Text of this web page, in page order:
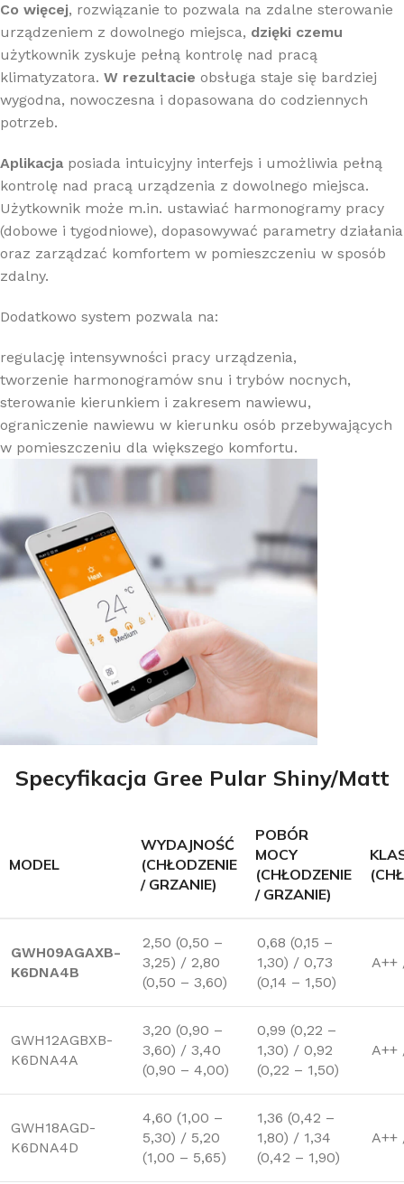
Co więcej, rozwiązanie to pozwala na zdalne sterowanie
urządzeniem z dowolnego miejsca, dzięki czemu
użytkownik zyskuje pełną kontrolę nad pracą
klimatyzatora. W rezultacie obsługa staje się bardziej
wygodna, nowoczesna i dopasowana do codziennych
potrzeb.
Aplikacja posiada intuicyjny interfejs i umożliwia pełną
kontrolę nad pracą urządzenia z dowolnego miejsca.
Użytkownik może m.in. ustawiać harmonogramy pracy
(dobowe i tygodniowe), dopasowywać parametry działania
oraz zarządzać komfortem w pomieszczeniu w sposób
zdalny.
Dodatkowo system pozwala na:
regulację intensywności pracy urządzenia,
tworzenie harmonogramów snu i trybów nocnych,
sterowanie kierunkiem i zakresem nawiewu,
ograniczenie nawiewu w kierunku osób przebywających
w pomieszczeniu dla większego komfortu.
Specyfikacja Gree Pular Shiny/Matt
MODEL
WYDAJNOŚĆ
(CHŁODZENIE
/ GRZANIE)
POBÓR
MOCY
(CHŁODZENIE
/ GRZANIE)
GWH09AGAXB-
K6DNA4B
2,50 (0,50 –
3,25) / 2,80
(0,50 – 3,60)
0,68 (0,15 –
1,30) / 0,73
(0,14 – 1,50)
A++
GWH12AGBXB-
K6DNA4A
3,20 (0,90 –
3,60) / 3,40
(0,90 – 4,00)
0,99 (0,22 –
1,30) / 0,92
(0,22 – 1,50)
A++
GWH18AGD-
K6DNA4D
4,60 (1,00 –
5,30) / 5,20
(1,00 – 5,65)
1,36 (0,42 –
1,80) / 1,34
(0,42 – 1,90)
A++